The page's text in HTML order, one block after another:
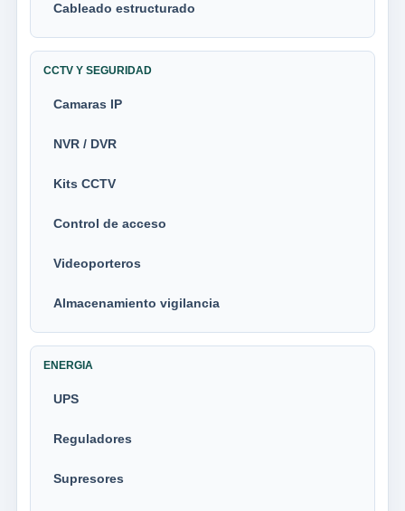
Cableado estructurado
CCTV Y SEGURIDAD
Camaras IP
NVR / DVR
Kits CCTV
Control de acceso
Videoporteros
Almacenamiento vigilancia
ENERGIA
UPS
Reguladores
Supresores